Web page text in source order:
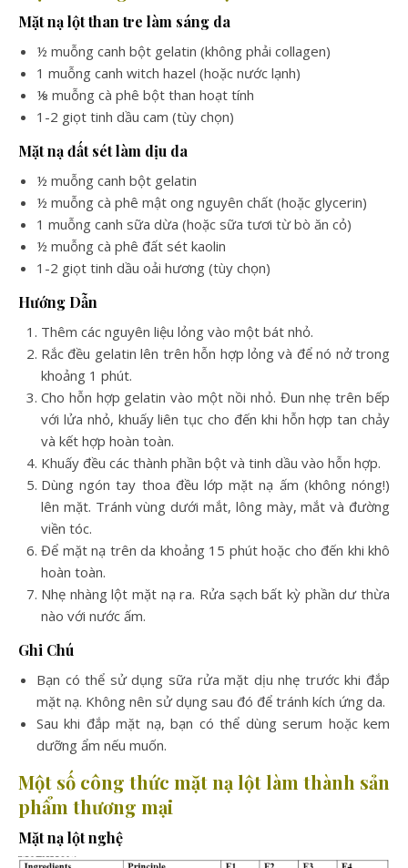
Mặt nạ lột than tre làm sáng da
½ muỗng canh bột gelatin (không phải collagen)
1 muỗng canh witch hazel (hoặc nước lạnh)
⅛ muỗng cà phê bột than hoạt tính
1-2 giọt tinh dầu cam (tùy chọn)
Mặt nạ đất sét làm dịu da
½ muỗng canh bột gelatin
½ muỗng cà phê mật ong nguyên chất (hoặc glycerin)
1 muỗng canh sữa dừa (hoặc sữa tươi từ bò ăn cỏ)
½ muỗng cà phê đất sét kaolin
1-2 giọt tinh dầu oải hương (tùy chọn)
Hướng Dẫn
Thêm các nguyên liệu lỏng vào một bát nhỏ.
Rắc đều gelatin lên trên hỗn hợp lỏng và để nó nở trong
khoảng 1 phút.
Cho hỗn hợp gelatin vào một nồi nhỏ. Đun nhẹ trên bếp
với lửa nhỏ, khuấy liên tục cho đến khi hỗn hợp tan chảy
và kết hợp hoàn toàn.
Khuấy đều các thành phần bột và tinh dầu vào hỗn hợp.
Dùng ngón tay thoa đều lớp mặt nạ ấm (không nóng!)
lên mặt. Tránh vùng dưới mắt, lông mày, mắt và đường
viền tóc.
Để mặt nạ trên da khoảng 15 phút hoặc cho đến khi khô
hoàn toàn.
Nhẹ nhàng lột mặt nạ ra. Rửa sạch bất kỳ phần dư thừa
nào với nước ấm.
Ghi Chú
Bạn có thể sử dụng sữa rửa mặt dịu nhẹ trước khi đắp
mặt nạ. Không nên sử dụng sau đó để tránh kích ứng da.
Sau khi đắp mặt nạ, bạn có thể dùng serum hoặc kem
dưỡng ẩm nếu muốn.
Một số công thức mặt nạ lột làm thành sản
phẩm thương mại
Mặt nạ lột nghệ